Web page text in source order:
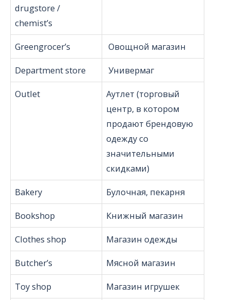
drugstore /
chemist’s
Greengrocer’s
Овощной магазин
Department store
Универмаг
Outlet
Аутлет (торговый
центр, в котором
продают брендовую
одежду со
значительными
скидками)
Bakery
Булочная, пекарня
Bookshop
Книжный магазин
Clothes shop
Магазин одежды
Butcher’s
Мясной магазин
Toy shop
Магазин игрушек